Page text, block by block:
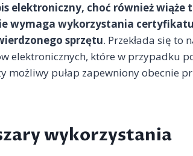
elektroniczny, choć również wiąże
wymaga wykorzystania certyfikatu
sprzętu. Przekłada się to
elektronicznych, które w przypadku
możliwy pułap zapewniony obecnie
wykorzystania